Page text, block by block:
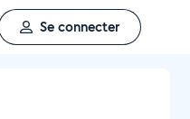
Se connecter